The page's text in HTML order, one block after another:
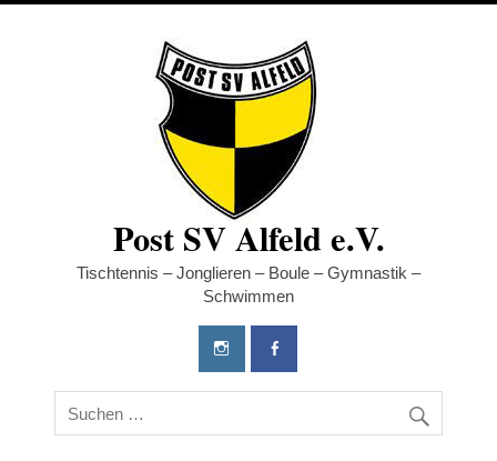
Post SV Alfeld e.V.
Tischtennis – Jonglieren – Boule – Gymnastik –
Schwimmen